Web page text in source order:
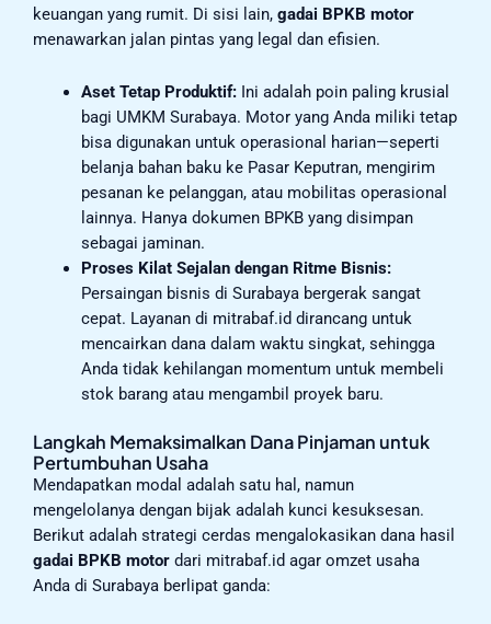
keuangan yang rumit. Di sisi lain, gadai BPKB motor
menawarkan jalan pintas yang legal dan efisien.
Aset Tetap Produktif:Ini adalah poin paling krusial
bagi UMKM Surabaya. Motor yang Anda miliki tetap
bisa digunakan untuk operasional harian—seperti
belanja bahan baku ke Pasar Keputran, mengirim
pesanan ke pelanggan, atau mobilitas operasional
lainnya. Hanya dokumen BPKB yang disimpan
sebagai jaminan.
Proses Kilat Sejalan dengan Ritme Bisnis:
Persaingan bisnis di Surabaya bergerak sangat
cepat. Layanan di mitrabaf.id dirancang untuk
mencairkan dana dalam waktu singkat, sehingga
Anda tidak kehilangan momentum untuk membeli
stok barang atau mengambil proyek baru.
Langkah Memaksimalkan Dana Pinjaman untuk
Pertumbuhan Usaha
Mendapatkan modal adalah satu hal, namun
mengelolanya dengan bijak adalah kunci kesuksesan.
Berikut adalah strategi cerdas mengalokasikan dana hasil
gadai BPKB motor dari mitrabaf.id agar omzet usaha
Anda di Surabaya berlipat ganda: